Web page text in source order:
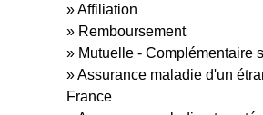
Affiliation
Remboursement
Mutuelle - Complémentaire
Assurance maladie d'un
France